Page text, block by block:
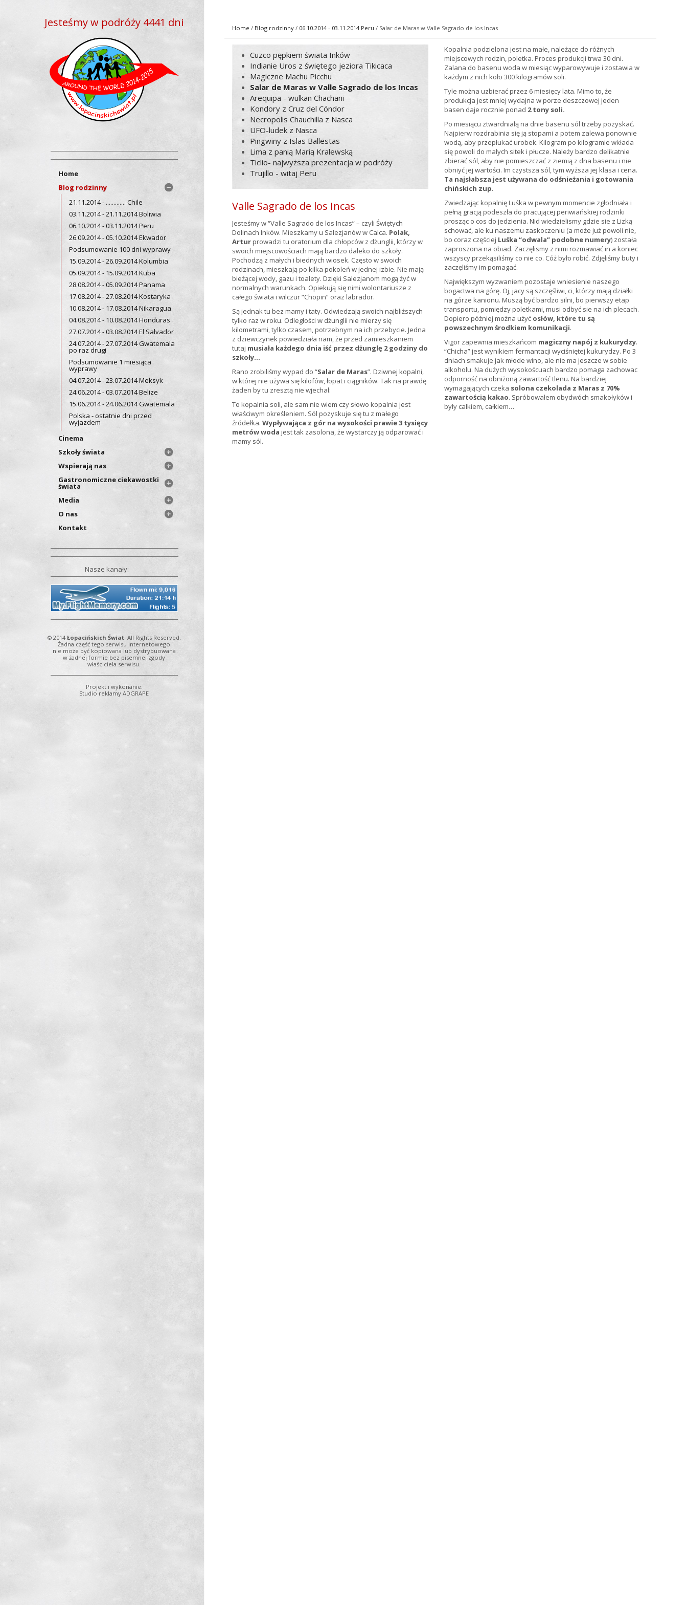
Jesteśmy w podróży 4441 dni
Home
Blog rodzinny
21.11.2014 - ............. Chile
03.11.2014 - 21.11.2014 Boliwia
06.10.2014 - 03.11.2014 Peru
26.09.2014 - 05.10.2014 Ekwador
Podsumowanie 100 dni wyprawy
15.09.2014 - 26.09.2014 Kolumbia
05.09.2014 - 15.09.2014 Kuba
28.08.2014 - 05.09.2014 Panama
17.08.2014 - 27.08.2014 Kostaryka
10.08.2014 - 17.08.2014 Nikaragua
04.08.2014 - 10.08.2014 Honduras
27.07.2014 - 03.08.2014 El Salvador
24.07.2014 - 27.07.2014 Gwatemala
po raz drugi
Podsumowanie 1 miesiąca
wyprawy
04.07.2014 - 23.07.2014 Meksyk
24.06.2014 - 03.07.2014 Belize
15.06.2014 - 24.06.2014 Gwatemala
Polska - ostatnie dni przed
wyjazdem
Cinema
Szkoły świata
Wspierają nas
Gastronomiczne ciekawostki
świata
Media
O nas
Kontakt
Nasze kanały:
© 2014 Łopacińskich Świat. All Rights Reserved.
Żadna część tego serwisu internetowego
nie może być kopiowana lub dystrybuowana
w żadnej formie bez pisemnej zgody
właściciela serwisu.
Projekt i wykonanie:
Studio reklamy ADGRAPE
Home / Blog rodzinny / 06.10.2014 - 03.11.2014 Peru / Salar de Maras w Valle Sagrado de los Incas
Cuzco pępkiem świata Inków
Indianie Uros z świętego jeziora Tikicaca
Magiczne Machu Picchu
Salar de Maras w Valle Sagrado de los Incas
Arequipa - wulkan Chachani
Kondory z Cruz del Cóndor
Necropolis Chauchilla z Nasca
UFO-ludek z Nasca
Pingwiny z Islas Ballestas
Lima z panią Marią Kralewską
Ticlio- najwyższa prezentacja w podróży
Trujillo - witaj Peru
Valle Sagrado de los Incas
Jesteśmy w “Valle Sagrado de los Incas” – czyli Świętych
Dolinach Inków. Mieszkamy u Salezjanów w Calca. Polak,
Arturprowadzi tu oratorium dla chłopców z dżunglii, którzy w
swoich miejscowościach mają bardzo daleko do szkoły.
Pochodzą z małych i biednych wiosek. Często w swoich
rodzinach, mieszkają po kilka pokoleń w jednej izbie. Nie mają
bieżącej wody, gazu i toalety. Dzięki Salezjanom mogą żyć w
normalnych warunkach. Opiekują się nimi wolontariusze z
całego świata i wilczur “Chopin” oraz labrador.
Są jednak tu bez mamy i taty. Odwiedzają swoich najbliższych
tylko raz w roku. Odległości w dżunglii nie mierzy się
kilometrami, tylko czasem, potrzebnym na ich przebycie. Jedna
z dziewczynek powiedziała nam, że przed zamieszkaniem
tutaj musiała każdego dnia iść przez dżunglę 2 godziny do
szkoły…
Rano zrobiliśmy wypad do “Salar de Maras”. Dziwnej kopalni,
w której nie używa się kilofów, łopat i ciągników. Tak na prawdę
żaden by tu zresztą nie wjechał.
To kopalnia soli, ale sam nie wiem czy słowo kopalnia jest
właściwym określeniem. Sól pozyskuje się tu z małego
źródełka.Wypływająca z gór na wysokości prawie 3 tysięcy
metrów woda jest tak zasolona, że wystarczy ją odparować i
mamy sól.
Kopalnia podzielona jest na małe, należące do różnych
miejscowych rodzin, poletka. Proces produkcji trwa 30 dni.
Zalana do basenu woda w miesiąc wyparowywuje i zostawia w
każdym z nich koło 300 kilogramów soli.
Tyle można uzbierać przez 6 miesięcy lata. Mimo to, że
produkcja jest mniej wydajna w porze deszczowej jeden
basen daje rocznie ponad 2 tony soli.
Po miesiącu ztwardniałą na dnie basenu sól trzeby pozyskać.
Najpierw rozdrabinia się ją stopami a potem zalewa ponownie
wodą, aby przepłukać urobek. Kilogram po kilogramie wkłada
się powoli do małych sitek i płucze. Należy bardzo delikatnie
zbierać sól, aby nie pomieszczać z ziemią z dna basenu i nie
obniyć jej wartości. Im czystsza sól, tym wyższa jej klasa i cena.
Ta najsłabsza jest używana do odśnieżania i gotowania
chińskich zup.
Zwiedzając kopalnię Luśka w pewnym momencie zgłodniała i
pełną gracją podeszła do pracującej periwiańskiej rodzinki
prosząc o cos do jedzienia. Nid wiedzielismy gdzie sie z Lizką
schować, ale ku naszemu zaskoczeniu (a może już powoli nie,
bo coraz częściej Luśka “odwala” podobne numery) została
zaproszona na obiad. Zaczęlismy z nimi rozmawiać in a koniec
wszyscy przekąsiliśmy co nie co. Cóż było robić. Zdjęliśmy buty i
zaczęliśmy im pomagać.
Największym wyzwaniem pozostaje wniesienie naszego
bogactwa na górę. Oj, jacy są szczęśliwi, ci, którzy mają działki
na górze kanionu. Muszą być bardzo silni, bo pierwszy etap
transportu, pomiędzy poletkami, musi odbyć sie na ich plecach.
Dopiero później można użyć osłów, które tu są
powszechnym środkiem komunikacji.
Vigor zapewnia mieszkańcom magiczny napój z kukurydzy.
“Chicha” jest wynikiem fermantacji wyciśniętej kukurydzy. Po 3
dniach smakuje jak młode wino, ale nie ma jeszcze w sobie
alkoholu. Na dużych wysokoścuach bardzo pomaga zachowac
odporność na obniżoną zawartość tlenu. Na bardziej
wymagających czeka solona czekolada z Maras z 70%
zawartością kakao. Spróbowałem obydwóch smakołyków i
były całkiem, całkiem…